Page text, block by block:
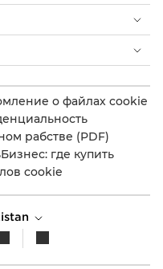
о файлах cookie
рабстве (PDF)
Бизнес: где купить
cookie